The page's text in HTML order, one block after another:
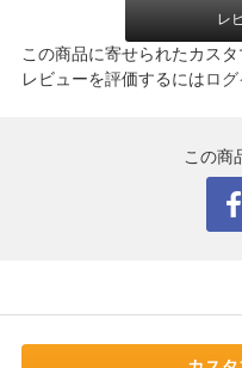
レ
この商品に寄せられたカス
レビューを評価するにはロ
この商